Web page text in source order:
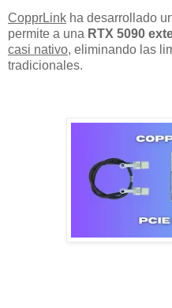
CopprLink ha desarrollado
permite a una RTX 5090
casi nativo, eliminando las
tradicionales.